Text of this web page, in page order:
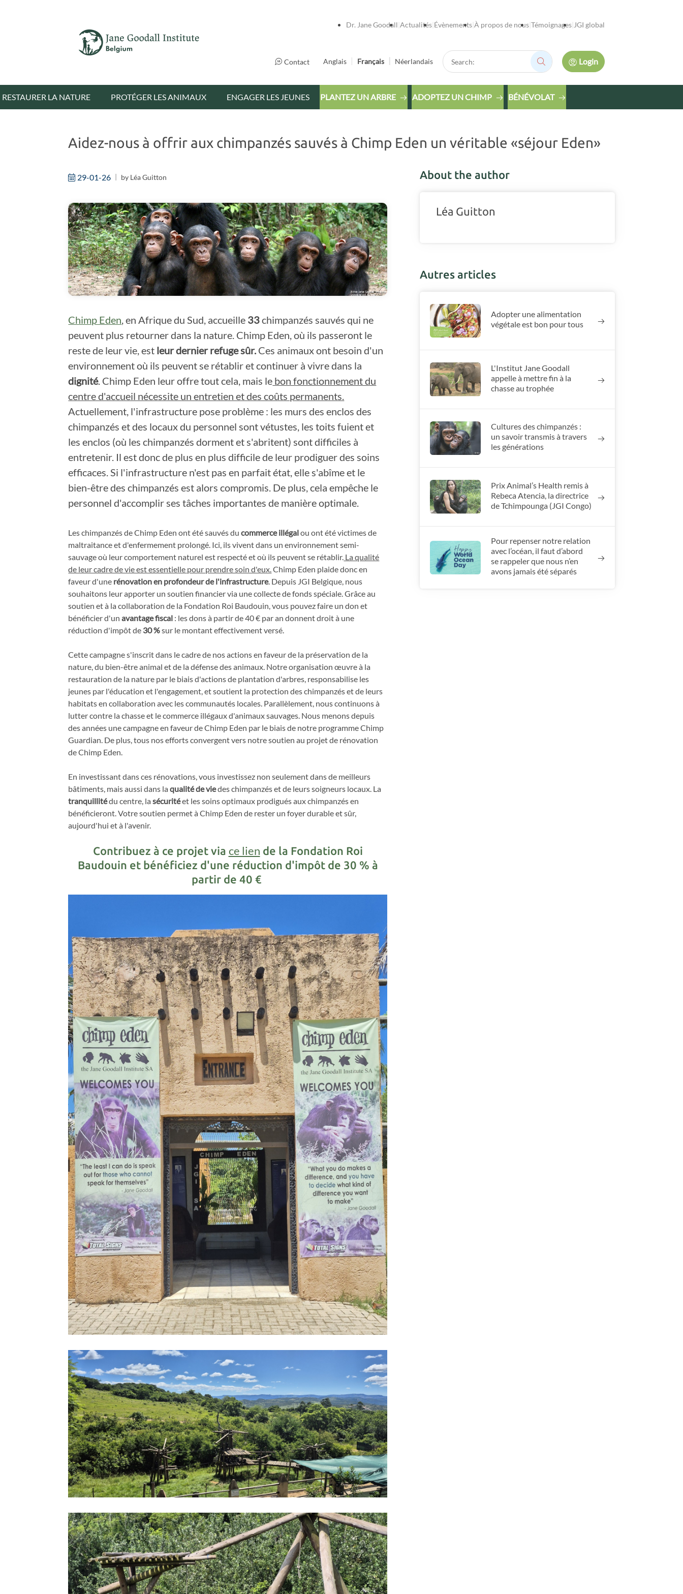
Dr. Jane Goodall Actualités Évènements À propos de nous Témoignages JGI global
Contact Anglais Français Néerlandais
Search:
Search:
Login
RESTAURER LA NATURE PROTÉGER LES ANIMAUX ENGAGER LES JEUNES PLANTEZ UN ARBRE ADOPTEZ UN CHIMP BÉNÉVOLAT
Aidez-nous à offrir aux chimpanzés sauvés à Chimp Eden un véritable «séjour Eden»
29-01-26 by Léa Guitton
Chimp Eden, en Afrique du Sud, accueille 33chimpanzés sauvés qui ne
peuvent plus retourner dans la nature. Chimp Eden, où ils passeront le
reste de leur vie, est leur dernierrefuge sûr. Ces animaux ont besoin d'un
environnement où ils peuvent se rétablir et continuer à vivre dans la
dignité. Chimp Eden leur offre tout cela, mais le bon fonctionnement du
centre d'accueil nécessite un entretien et des coûts permanents.
Actuellement, l'infrastructure pose problème : les murs des enclos des
chimpanzés et des locaux du personnel sont vétustes, les toits fuient et
les enclos (où les chimpanzés dorment et s'abritent) sont difficiles à
entretenir. Il est donc de plus en plus difficile de leur prodiguer des soins
efficaces. Si l'infrastructure n'est pas en parfait état, elle s'abîme et le
bien-être des chimpanzés est alors compromis. De plus, cela empêche le
personnel d'accomplir ses tâches importantes de manière optimale.
Les chimpanzés de Chimp Eden ont été sauvés ducommerce illégalou ont été victimes de
maltraitance et d'enfermement prolongé. Ici, ils vivent dans un environnement semi-
sauvage où leur comportement naturel est respecté et où ils peuvent se rétablir. La qualité
de leur cadre de vie est essentielle pour prendre soin d'eux.Chimp Eden plaide donc en
faveur d'une rénovation en profondeur de l'infrastructure. Depuis JGI Belgique, nous
souhaitons leur apporter un soutien financier via une collecte de fonds spéciale. Grâce au
soutien et à la collaboration de la Fondation Roi Baudouin, vous pouvez faire un don et
bénéficier d'un avantage fiscal : les dons à partir de 40 € par an donnent droit à une
réduction d'impôt de 30 %sur le montant effectivement versé.
Cette campagne s'inscrit dans le cadre de nos actions en faveur de la préservation de la
nature, du bien-être animal et de la défense des animaux. Notre organisation œuvre à la
restauration de la nature par le biais d'actions de plantation d'arbres, responsabilise les
jeunes par l'éducation et l'engagement, et soutient la protection des chimpanzés et de leurs
habitats en collaboration avec les communautés locales. Parallèlement, nous continuons à
lutter contre la chasse et le commerce illégaux d'animaux sauvages. Nous menons depuis
des années une campagne en faveur de Chimp Eden par le biais de notre programme Chimp
Guardian. De plus, tous nos efforts convergent vers notre soutien au projet de rénovation
de Chimp Eden.
En investissant dans ces rénovations, vous investissez non seulement dans de meilleurs
bâtiments, mais aussi dans laqualité de viedes chimpanzés et de leurs soigneurs locaux. La
tranquillitédu centre, lasécuritéet les soins optimaux prodigués aux chimpanzés en
bénéficieront. Votre soutien permet à Chimp Eden de rester un foyer durable et sûr,
aujourd'hui et à l'avenir.
Contribuez à ce projet via ce lien de la Fondation Roi
Baudouin et bénéficiez d'une réduction d'impôt de 30 % à
partir de 40 €
About the author
Léa Guitton
Autres articles
Adopter une alimentation
végétale est bon pour tous
L'Institut Jane Goodall
appelle à mettre fin à la
chasse au trophée
Cultures des chimpanzés :
un savoir transmis à travers
les générations
Prix Animal’s Health remis à
Rebeca Atencia, la directrice
de Tchimpounga (JGI Congo)
Pour repenser notre relation
avec l’océan, il faut d’abord
se rappeler que nous n’en
avons jamais été séparés